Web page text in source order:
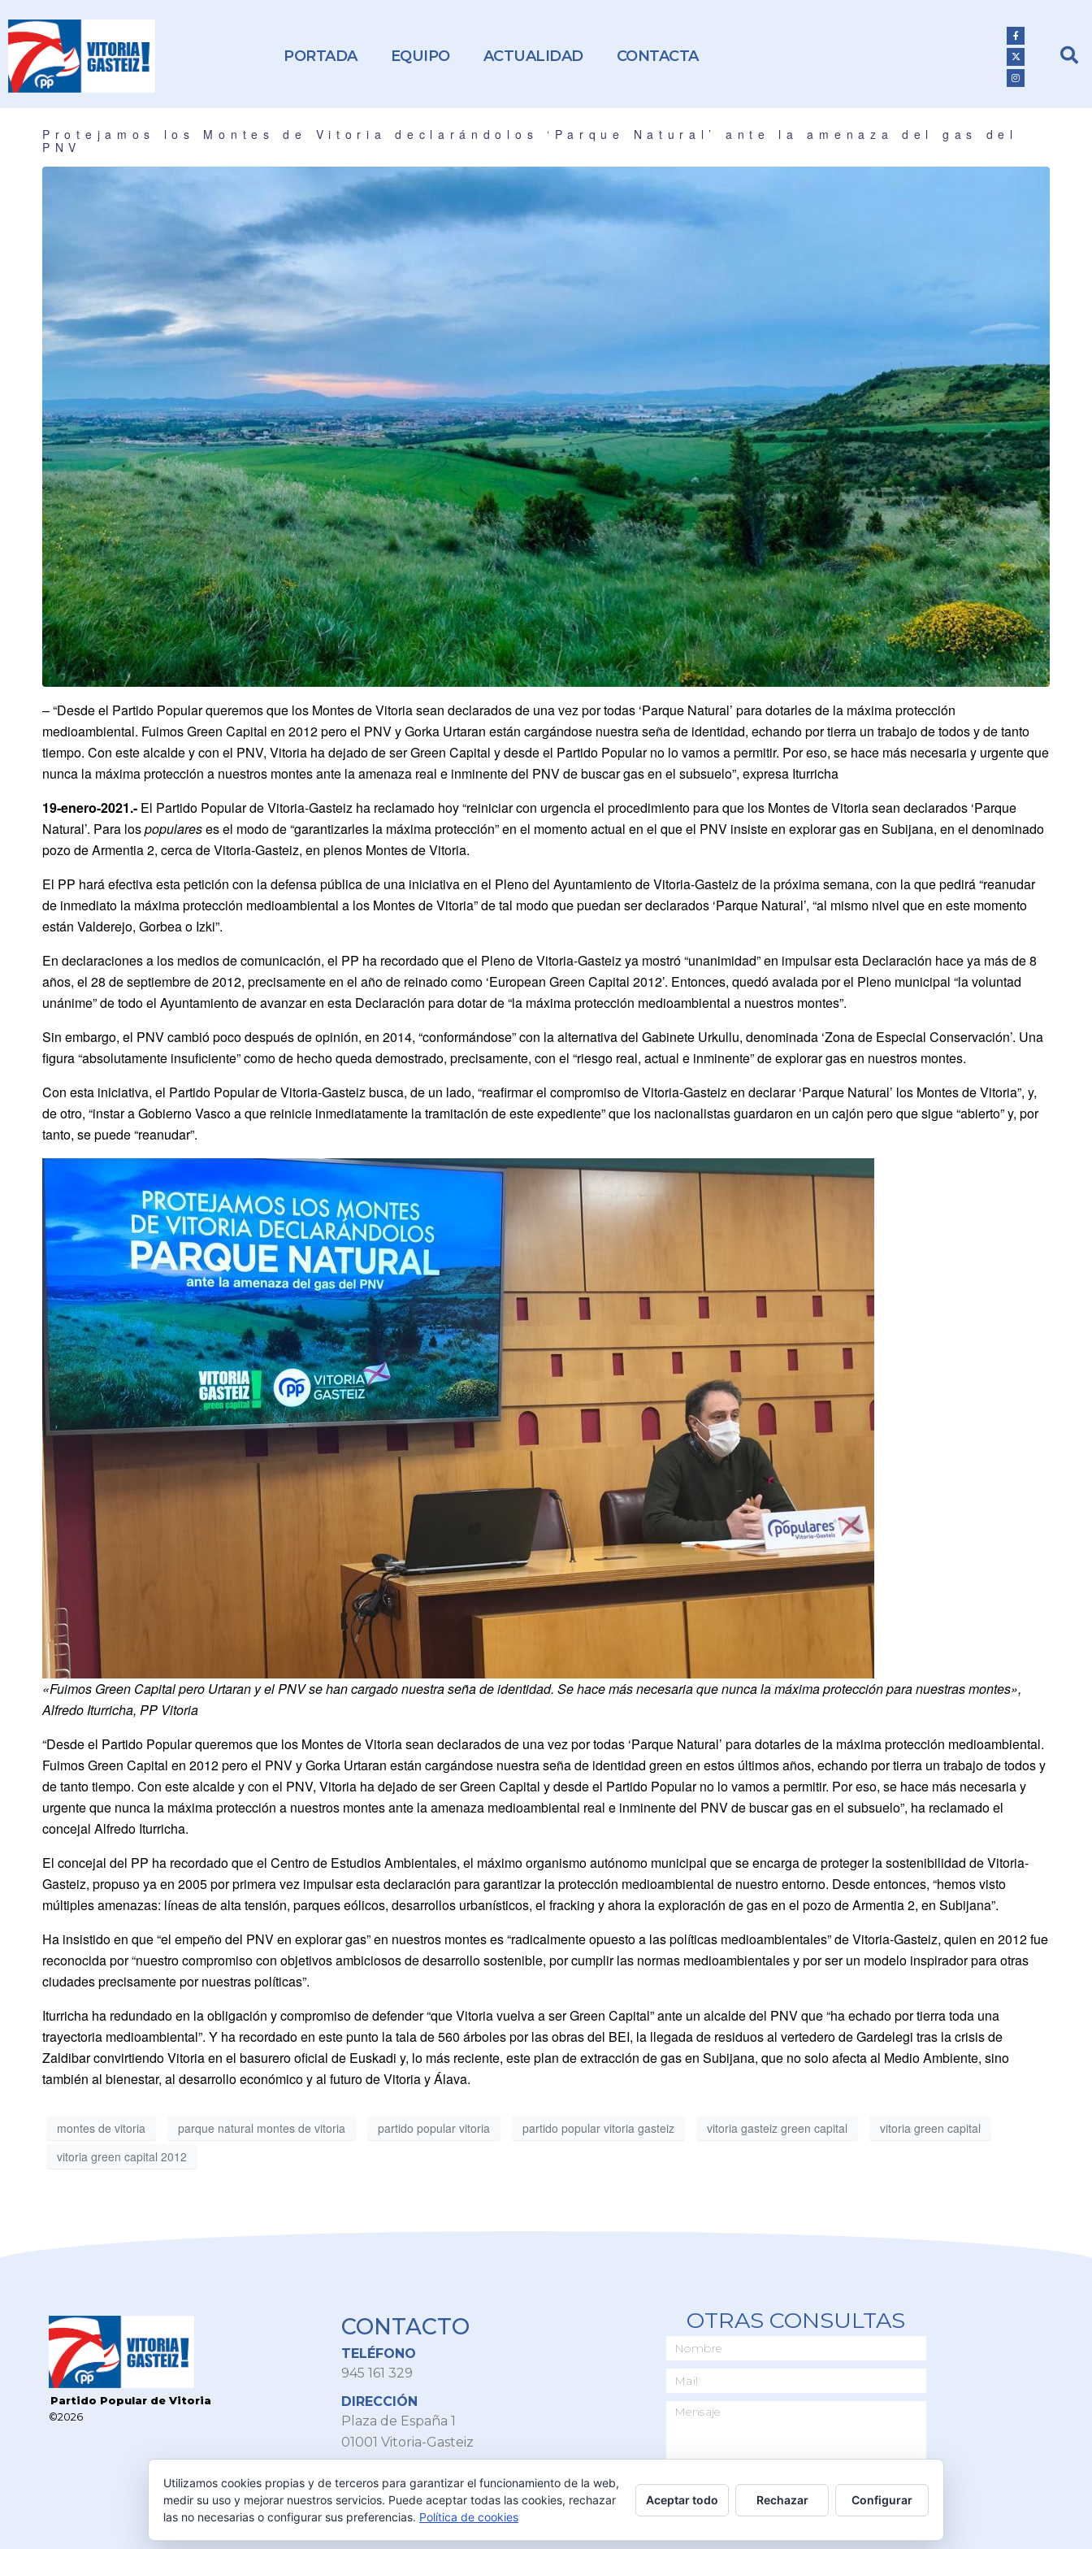
PORTADA EQUIPO ACTUALIDAD CONTACTA
Protejamos los Montes de Vitoria declarándolos ‘Parque Natural’ ante la amenaza del gas del
PNV
– “Desde el Partido Popular queremos que los Montes de Vitoria sean declarados de una vez por todas ‘Parque Natural’ para dotarles de la máxima protección
medioambiental. Fuimos Green Capital en 2012 pero el PNV y Gorka Urtaran están cargándose nuestra seña de identidad, echando por tierra un trabajo de todos y de tanto
tiempo. Con este alcalde y con el PNV, Vitoria ha dejado de ser Green Capital y desde el Partido Popular no lo vamos a permitir. Por eso, se hace más necesaria y urgente que
nunca la máxima protección a nuestros montes ante la amenaza real e inminente del PNV de buscar gas en el subsuelo”, expresa Iturricha
19-enero-2021.- El Partido Popular de Vitoria-Gasteiz ha reclamado hoy “reiniciar con urgencia el procedimiento para que los Montes de Vitoria sean declarados ‘Parque
Natural’. Para lospopulareses el modo de “garantizarles la máxima protección” en el momento actual en el que el PNV insiste en explorar gas en Subijana, en el denominado
pozo de Armentia 2, cerca de Vitoria-Gasteiz, en plenos Montes de Vitoria.
El PP hará efectiva esta petición con la defensa pública de una iniciativa en el Pleno del Ayuntamiento de Vitoria-Gasteiz de la próxima semana, con la que pedirá “reanudar
de inmediato la máxima protección medioambiental a los Montes de Vitoria” de tal modo que puedan ser declarados ‘Parque Natural’, “al mismo nivel que en este momento
están Valderejo, Gorbea o Izki”.
En declaraciones a los medios de comunicación, el PP ha recordado que el Pleno de Vitoria-Gasteiz ya mostró “unanimidad” en impulsar esta Declaración hace ya más de 8
años, el 28 de septiembre de 2012, precisamente en el año de reinado como ‘European Green Capital 2012’. Entonces, quedó avalada por el Pleno municipal “la voluntad
unánime” de todo el Ayuntamiento de avanzar en esta Declaración para dotar de “la máxima protección medioambiental a nuestros montes”.
Sin embargo, el PNV cambió poco después de opinión, en 2014, “conformándose” con la alternativa del Gabinete Urkullu, denominada ‘Zona de Especial Conservación’. Una
figura “absolutamente insuficiente” como de hecho queda demostrado, precisamente, con el “riesgo real, actual e inminente” de explorar gas en nuestros montes.
Con esta iniciativa, el Partido Popular de Vitoria-Gasteiz busca, de un lado, “reafirmar el compromiso de Vitoria-Gasteiz en declarar ‘Parque Natural’ los Montes de Vitoria”, y,
de otro, “instar a Gobierno Vasco a que reinicie inmediatamente la tramitación de este expediente” que los nacionalistas guardaron en un cajón pero que sigue “abierto” y, por
tanto, se puede “reanudar”.
«Fuimos Green Capital pero Urtaran y el PNV se han cargado nuestra seña de identidad. Se hace más necesaria que nunca la máxima protección para nuestras montes»,
Alfredo Iturricha, PP Vitoria
“Desde el Partido Popular queremos que los Montes de Vitoria sean declarados de una vez por todas ‘Parque Natural’ para dotarles de la máxima protección medioambiental.
Fuimos Green Capital en 2012 pero el PNV y Gorka Urtaran están cargándose nuestra seña de identidad green en estos últimos años, echando por tierra un trabajo de todos y
de tanto tiempo. Con este alcalde y con el PNV, Vitoria ha dejado de ser Green Capital y desde el Partido Popular no lo vamos a permitir. Por eso, se hace más necesaria y
urgente que nunca la máxima protección a nuestros montes ante la amenaza medioambiental real e inminente del PNV de buscar gas en el subsuelo”, ha reclamado el
concejal Alfredo Iturricha.
El concejal del PP ha recordado que el Centro de Estudios Ambientales, el máximo organismo autónomo municipal que se encarga de proteger la sostenibilidad de Vitoria-
Gasteiz, propuso ya en 2005 por primera vez impulsar esta declaración para garantizar la protección medioambiental de nuestro entorno. Desde entonces, “hemos visto
múltiples amenazas: líneas de alta tensión, parques eólicos, desarrollos urbanísticos, el fracking y ahora la exploración de gas en el pozo de Armentia 2, en Subijana”.
Ha insistido en que “el empeño del PNV en explorar gas” en nuestros montes es “radicalmente opuesto a las políticas medioambientales” de Vitoria-Gasteiz, quien en 2012 fue
reconocida por “nuestro compromiso con objetivos ambiciosos de desarrollo sostenible, por cumplir las normas medioambientales y por ser un modelo inspirador para otras
ciudades precisamente por nuestras políticas”.
Iturricha ha redundado en la obligación y compromiso de defender “que Vitoria vuelva a ser Green Capital” ante un alcalde del PNV que “ha echado por tierra toda una
trayectoria medioambiental”. Y ha recordado en este punto la tala de 560 árboles por las obras del BEI, la llegada de residuos al vertedero de Gardelegi tras la crisis de
Zaldibar convirtiendo Vitoria en el basurero oficial de Euskadi y, lo más reciente, este plan de extracción de gas en Subijana, que no solo afecta al Medio Ambiente, sino
también al bienestar, al desarrollo económico y al futuro de Vitoria y Álava.
montes de vitoria parque natural montes de vitoria partido popular vitoria partido popular vitoria gasteiz vitoria gasteiz green capital
vitoria green capital
vitoria green capital 2012
Partido Popular de Vitoria
©2026
CONTACTO
TELÉFONO
945 161 329
DIRECCIÓN
Plaza de España 1
01001 Vitoria-Gasteiz
ppvitoria@vitoria-gasteiz.org
OTRAS CONSULTAS
ENVIAR
Utilizamos cookies propias y de terceros para garantizar el funcionamiento de la web,
medir su uso y mejorar nuestros servicios. Puede aceptar todas las cookies, rechazar
las no necesarias o configurar sus preferencias. Política de cookies
Aceptar todo Rechazar Configurar